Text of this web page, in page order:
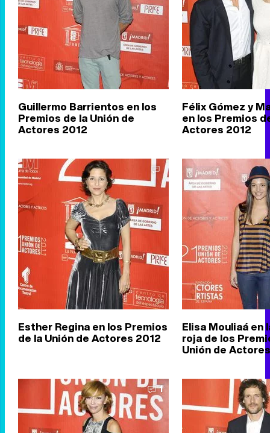
Guillermo Barrientos en los
Premios de la Unión de
Actores 2012
Félix Gómez y
en los Premios
Actores 2012
Esther Regina en los Premios
de la Unión de Actores 2012
Elisa Mouliaá en
roja de los
Unión de Actores
1